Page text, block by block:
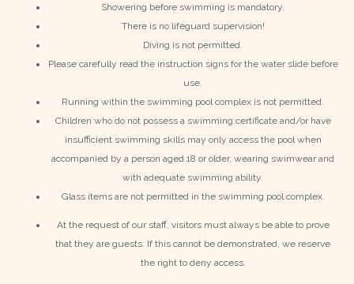
Showering before swimming is mandatory.
There is no lifeguard supervision!
Diving is not permitted.
Please carefully read the instruction signs for the water slide before
use.
Running within the swimming pool complex is not permitted.
Children who do not possess a swimming certificate and/or have
insufficient swimming skills may only access the pool when
accompanied by a person aged 18 or older, wearing swimwear and
with adequate swimming ability.
Glass items are not permitted in the swimming pool complex.
At the request of our staff, visitors must always be able to prove
that they are guests. If this cannot be demonstrated, we reserve
the right to deny access.